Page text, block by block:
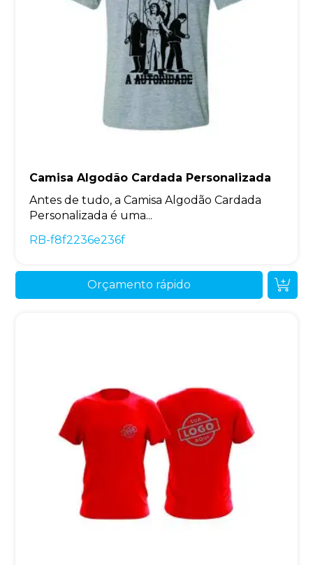
Camisa Algodão Cardada Personalizada
Antes de tudo, a Camisa Algodão Cardada
Personalizada é uma...
RB-f8f2236e236f
Orçamento rápido